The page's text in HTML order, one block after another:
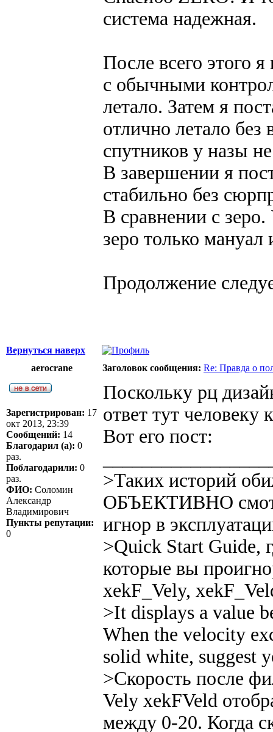
система надежная.
После всего этого
с обычными
летало. Затем я
отлично летало без
спутников у назы
В завершении я
стабильно без
В сравнении с
зеро только
Продолжение
Вернуться наверх
aerocrane
Заголовок сообщения: Re: Правда о
Зарегистрирован: 17
окт 2013, 23:39
Сообщений: 14
Благодарил (а): 0
раз.
Поблагодарили: 0
раз.
ФИО: Соломин
Александр
Владимирович
Пункты репутации:
0
Поскольку рц
ответ тут человеку
Вот его пост:
>Таких историй
ОБЪЕКТИВНО
игнор в
>Quick Start Guide,
которые вы
xekF_Vely,
>It displays a value
When the velocity
solid white, suggest
>Скорость после
Vely xekFVeld
между 0-20. Когда